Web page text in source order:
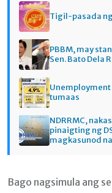
Tigil-pasada
PBBM, may
Sen. Bato Dela
Unemployment
tumaas
NDRRMC,
pinaigting ng
magkasunod
Bago nagsimula ang